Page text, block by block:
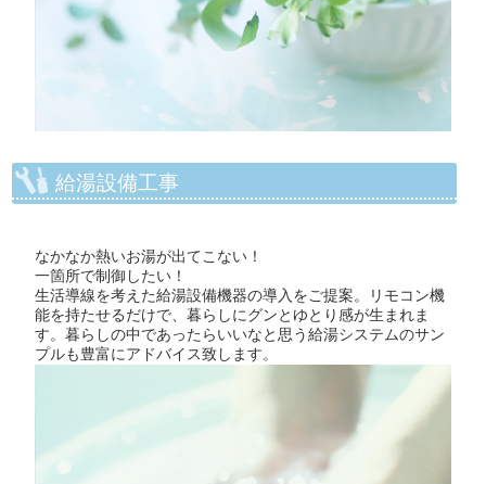
給湯設備工事
なかなか熱いお湯が出てこない！
一箇所で制御したい！
生活導線を考えた給湯設備機器の導入をご提案。リモコン機
能を持たせるだけで、暮らしにグンとゆとり感が生まれま
す。暮らしの中であったらいいなと思う給湯システムのサン
プルも豊富にアドバイス致します。